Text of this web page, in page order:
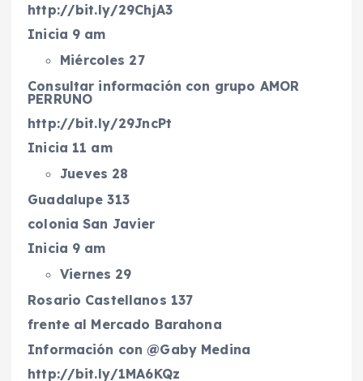
http://bit.ly/29ChjA3
Inicia 9 am
Miércoles 27
Consultar información con grupo AMOR
PERRUNO
http://bit.ly/29JncPt
Inicia 11 am
Jueves 28
Guadalupe 313
colonia San Javier
Inicia 9 am
Viernes 29
Rosario Castellanos 137
frente al Mercado Barahona
Información con @Gaby Medina
http://bit.ly/1MA6KQz